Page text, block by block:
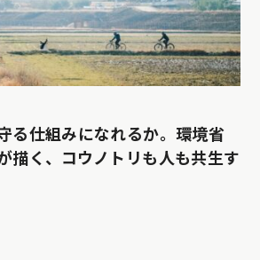
る仕組みになれるか。環境省
描く、コウノトリも人も共生す